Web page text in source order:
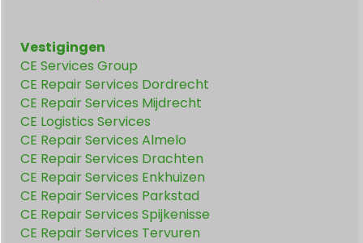
Vestigingen
CE Services Group
CE Repair Services Dordrecht
CE Repair Services Mijdrecht
CE Logistics Services
CE Repair Services Almelo
CE Repair Services Drachten
CE Repair Services Enkhuizen
CE Repair Services Parkstad
CE Repair Services Spijkenisse
CE Repair Services Tervuren